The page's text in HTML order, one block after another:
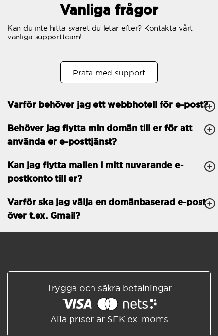
Vidarebefordring av e-post
30
-
GENERELLA FUNKTIONER
Gratis e-post &
telefonsupport
Gratis konfiguration
30 dagars öppet köp
30 dagars kostnadsfritt
Vanliga frågor
Kan du inte hitta svaret du letar efter? Kontakta vårt
vänliga supportteam!
Prata med support
Varför behöver jag ett webbhotell för e-post?
Behöver jag flytta min domän till er för att
använda er e-posttjänst?
Kan jag flytta mailen i mitt nuvarande e-
postkonto till er?
Varför ska jag välja en domänbaserad e-post
över t.ex. Gmail?
Trygga och säkra betalningar
Alla priser är SEK ex. moms